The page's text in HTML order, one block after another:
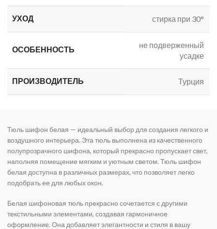
УХОД стирка при 30°
ОСОБЕННОСТЬ
не подверженный
усадке
ПРОИЗВОДИТЕЛЬ Турция
Тюль шифон белая — идеальный выбор для создания легкого и
воздушного интерьера. Эта тюль выполнена из качественного
полупрозрачного шифона, который прекрасно пропускает свет,
наполняя помещение мягким и уютным светом. Тюль шифон
белая доступна в различных размерах, что позволяет легко
подобрать ее для любых окон.
Белая шифоновая тюль прекрасно сочетается с другими
текстильными элементами, создавая гармоничное
оформление. Она добавляет элегантности и стиля в вашу